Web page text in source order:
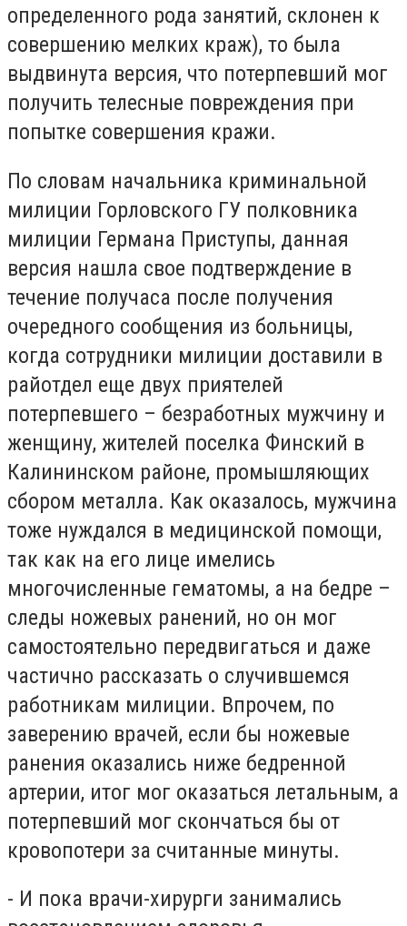
определенного рода занятий, склонен к
совершению мелких краж), то была
выдвинута версия, что потерпевший мог
получить телесные повреждения при
попытке совершения кражи.
По словам начальника криминальной
милиции Горловского ГУ полковника
милиции Германа Приступы, данная
версия нашла свое подтверждение в
течение получаса после получения
очередного сообщения из больницы,
когда сотрудники милиции доставили в
райотдел еще двух приятелей
потерпевшего – безработных мужчину и
женщину, жителей поселка Финский в
Калининском районе, промышляющих
сбором металла. Как оказалось, мужчина
тоже нуждался в медицинской помощи,
так как на его лице имелись
многочисленные гематомы, а на бедре –
следы ножевых ранений, но он мог
самостоятельно передвигаться и даже
частично рассказать о случившемся
работникам милиции. Впрочем, по
заверению врачей, если бы ножевые
ранения оказались ниже бедренной
артерии, итог мог оказаться летальным, а
потерпевший мог скончаться бы от
кровопотери за считанные минуты.
- И пока врачи-хирурги занимались